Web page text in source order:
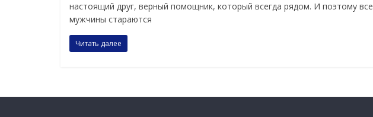
настоящий друг, верный помощник, который всегда рядом. И поэтому все
мужчины стараются
Читать далее